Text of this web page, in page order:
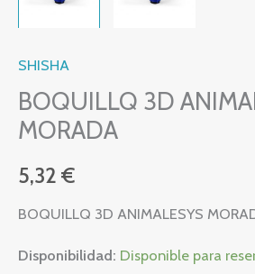
SHISHA
BOQUILLQ 3D
MORADA
5,32 €
BOQUILLQ 3D ANIMALESYS
Disponibilidad: Disponible para